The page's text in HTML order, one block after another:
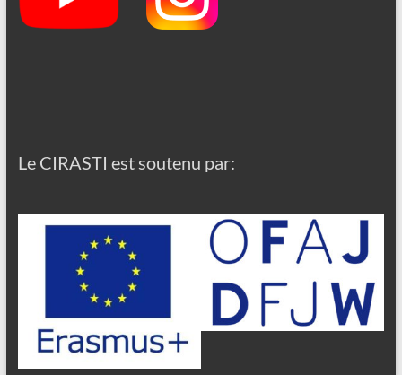
Le CIRASTI est soutenu par: